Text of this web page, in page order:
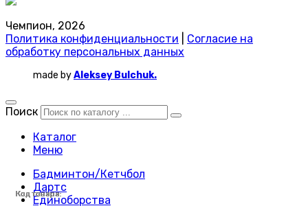
Код товара:
Код товара:
Код товара:
Код товара:
Код товара:
Код товара:
Код товара:
Код товара:
Код товара:
Код товара:
Код товара:
Код товара:
Код товара:
Код товара:
Код товара:
Код товара:
Код товара:
Код товара:
Код товара:
Код товара:
Код товара:
Код товара:
Код товара:
Код товара:
Чемпион, 2026
Политика конфиденциальности
Согласие на
обработку персональных данных
made byAleksey Bulchuk.
Поиск
Каталог
Меню
Бадминтон/Кетчбол
Дартс
Единоборства